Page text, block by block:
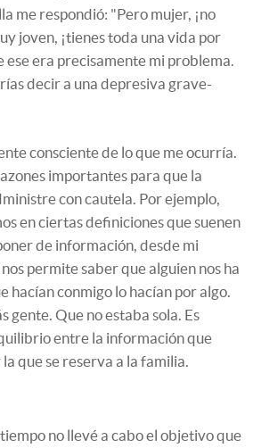
me respondió: "Pero mujer, ¡no
joven, ¡tienes toda una vida por
ese era precisamente mi problema.
decir a una depresiva grave-
consciente de lo que me ocurría.
importantes para que la
con cautela. Por ejemplo,
en ciertas definiciones que suenen
de información, desde mi
permite saber que alguien nos ha
hacían conmigo lo hacían por algo.
gente. Que no estaba sola. Es
entre la información que
que se reserva a la familia.
tiempo no llevé a cabo el objetivo que